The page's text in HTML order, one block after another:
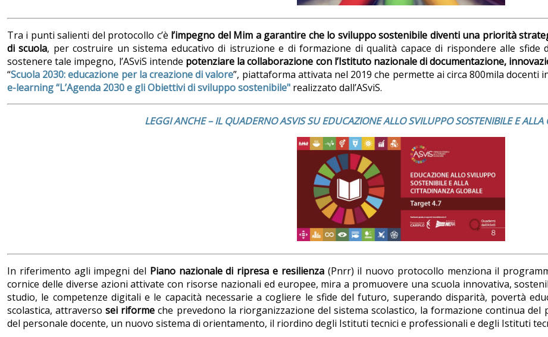
Tra i punti salienti del protocollo c’è l’impegno del Mim a garantire che lo sviluppo sostenibile diventi una priorità
di scuola, per costruire un sistema educativo di istruzione e di formazione di qualità capace di rispondere alle sfide
sostenere tale impegno, l’ASviS intende potenziare la collaborazione con l’Istituto nazionale di documentazione,
“Scuola 2030: educazione per la creazione di valore”, piattaforma attivata nel 2019 che permette ai circa 800mila
e-learning “L’Agenda 2030 e gli Obiettivi di sviluppo sostenibile" realizzato dall’ASviS.
LEGGI ANCHE – IL QUADERNO ASVIS SU EDUCAZIONE ALLO SVILUPPO SOSTENIBILE E
In riferimento agli impegni del Piano nazionale di ripresa e resilienza(Pnrr) il nuovo protocollo menziona il
cornice delle diverse azioni attivate con risorse nazionali ed europee, mira a promuovere una scuola innovativa,
studio, le competenze digitali e le capacità necessarie a cogliere le sfide del futuro, superando disparità, povertà
scolastica, attraversosei riforme che prevedono la riorganizzazione del sistema scolastico, la formazione continua
del personale docente, un nuovo sistema di orientamento, il riordino degli Istituti tecnici e professionali e degli Istituti